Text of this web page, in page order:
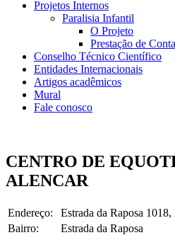
Projetos Internos
Paralisia Infantil
O Projeto
Prestação de
Conselho Técnico Científico
Entidades Internacionais
Artigos acadêmicos
Mural
Fale conosco
CENTRO DE
ALENCAR
Endereço:
Estrada da Raposa
Bairro:
Estrada da Raposa